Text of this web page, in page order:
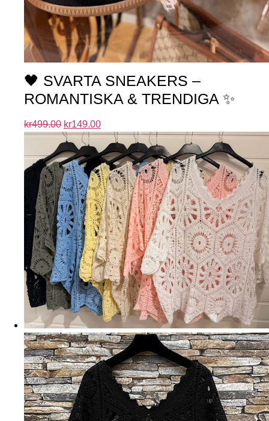
🖤 SVARTA SNEAKERS –
ROMANTISKA & TRENDIGA ✨
kr499.00 kr149.00